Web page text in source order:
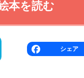
本を読む
シェア